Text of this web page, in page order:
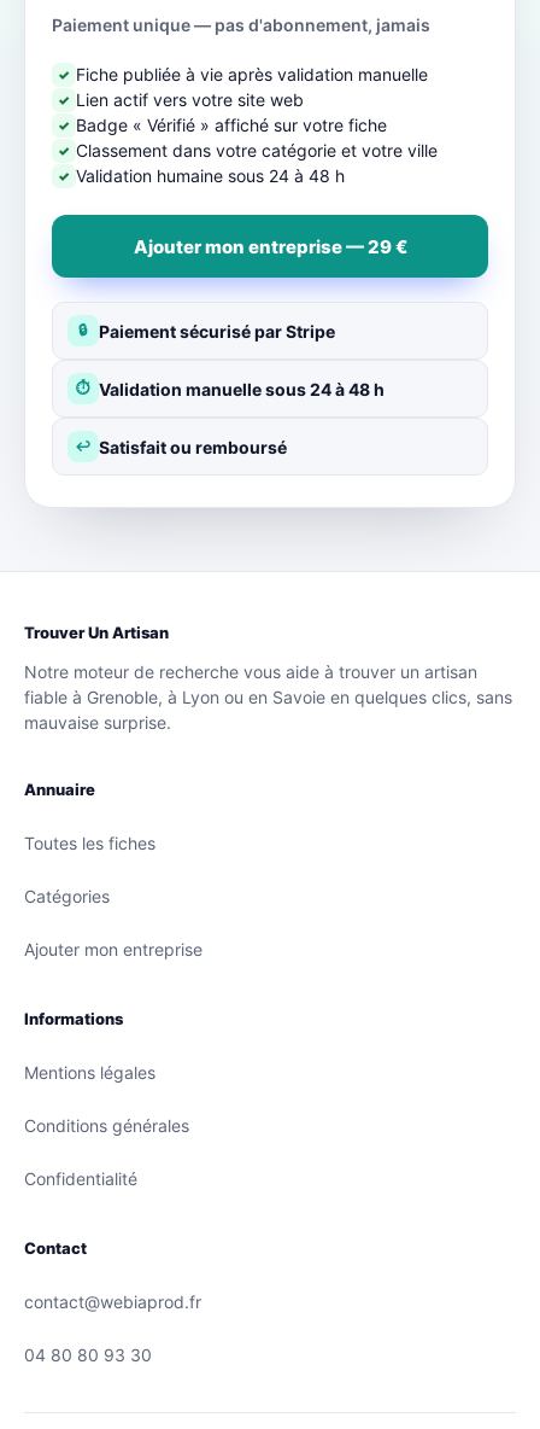
Paiement unique — pas d'abonnement, jamais
✓ Fiche publiée à vie après validation manuelle
✓ Lien actif vers votre site web
✓ Badge « Vérifié » affiché sur votre fiche
✓ Classement dans votre catégorie et votre ville
✓ Validation humaine sous 24 à 48 h
Ajouter mon entreprise — 29 €
🔒 Paiement sécurisé par Stripe
⏱ Validation manuelle sous 24 à 48 h
↩ Satisfait ou remboursé
Trouver Un Artisan
Notre moteur de recherche vous aide à trouver un artisan
fiable à Grenoble, à Lyon ou en Savoie en quelques clics, sans
mauvaise surprise.
Annuaire
Toutes les fiches
Catégories
Ajouter mon entreprise
Informations
Mentions légales
Conditions générales
Confidentialité
Contact
contact@webiaprod.fr
04 80 80 93 30